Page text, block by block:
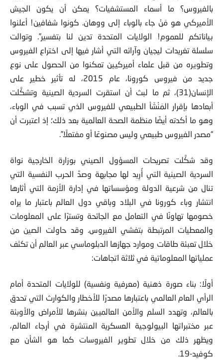
بالفيروس؟ ما أسماء المستشفيات؟ يمكن أن يكون الجيش
الأميركي هو مَنْ جاء بالوباء إلى ووهان. كونوا شفافين! أعلنوا
بياناتكم للعموم! الولايات المتحدة تدين لنا بتفسير”. وتوالت
سلسلة تغريدات ليجيان وآرائه التي أشار فيها إلى اختراع الفيروس
وتطويره من قبل علماء أميركيين تمكنوا من الحصول على نوع
جديد من فيروس كورونا، عام 2015، له تأثير خطير على
الإنسان(31)، ثم ما لبث أن استقرت السردية الصينية وتشكَّلت
أبعادها بإقرار المَنْشَأ الطبيعي للفيروس الذي تسبب في الوباء،
وهو ما أكدته أيضًا منظمة الصحة العالمية بعد ذلك؛ إذ اعتبرت أن
“مصدر الفيروس طبيعي وليس مصنوعًا أو مفتعلًا”.
وقد شكَّلت تصريحات المسؤول الصيني بوزارة الخارجية نواة
السردية الصينية التي أُرِيد لها مجابهة وصدَّ الحرب النفسية التي
تنال من شرعية الدولة ومؤسساتها في إدارة الأزمة التي أثارها
انتشار وباء كورونا في البلاد وباقي دول العالم باعتبار ما يراه
خصومها تهاونًا في التعامل مع الجائحة وتسترًا على المعلومات
والمعطيات المرتبطة بتفشي الفيروس. وقد حاولت الصين من
خلال تعبئة طاقات وموارد جهازها الدبلوماسي عبر العالم أن تكثف
عملياتها المعلوماتية في ثلاثة اتجاهات:
أولًا: بناء صورة ذهنية (معرفية ونفسية) للولايات المتحدة أمام
الرأي العام العالمي باعتبارها مصدرًا للأخطار والكوارث التي تحدق
بالعالم، وتهدد السلم والأمن العالميين بنشرها للأمراض والأوبئة
عبر مختبراتها البيولوجية العسكرية المنتشرة في أرجاء العالم،
ويظهر ذلك من خلال تطوير الفيروسات كما هو الشأن مع
كوفيد-19.